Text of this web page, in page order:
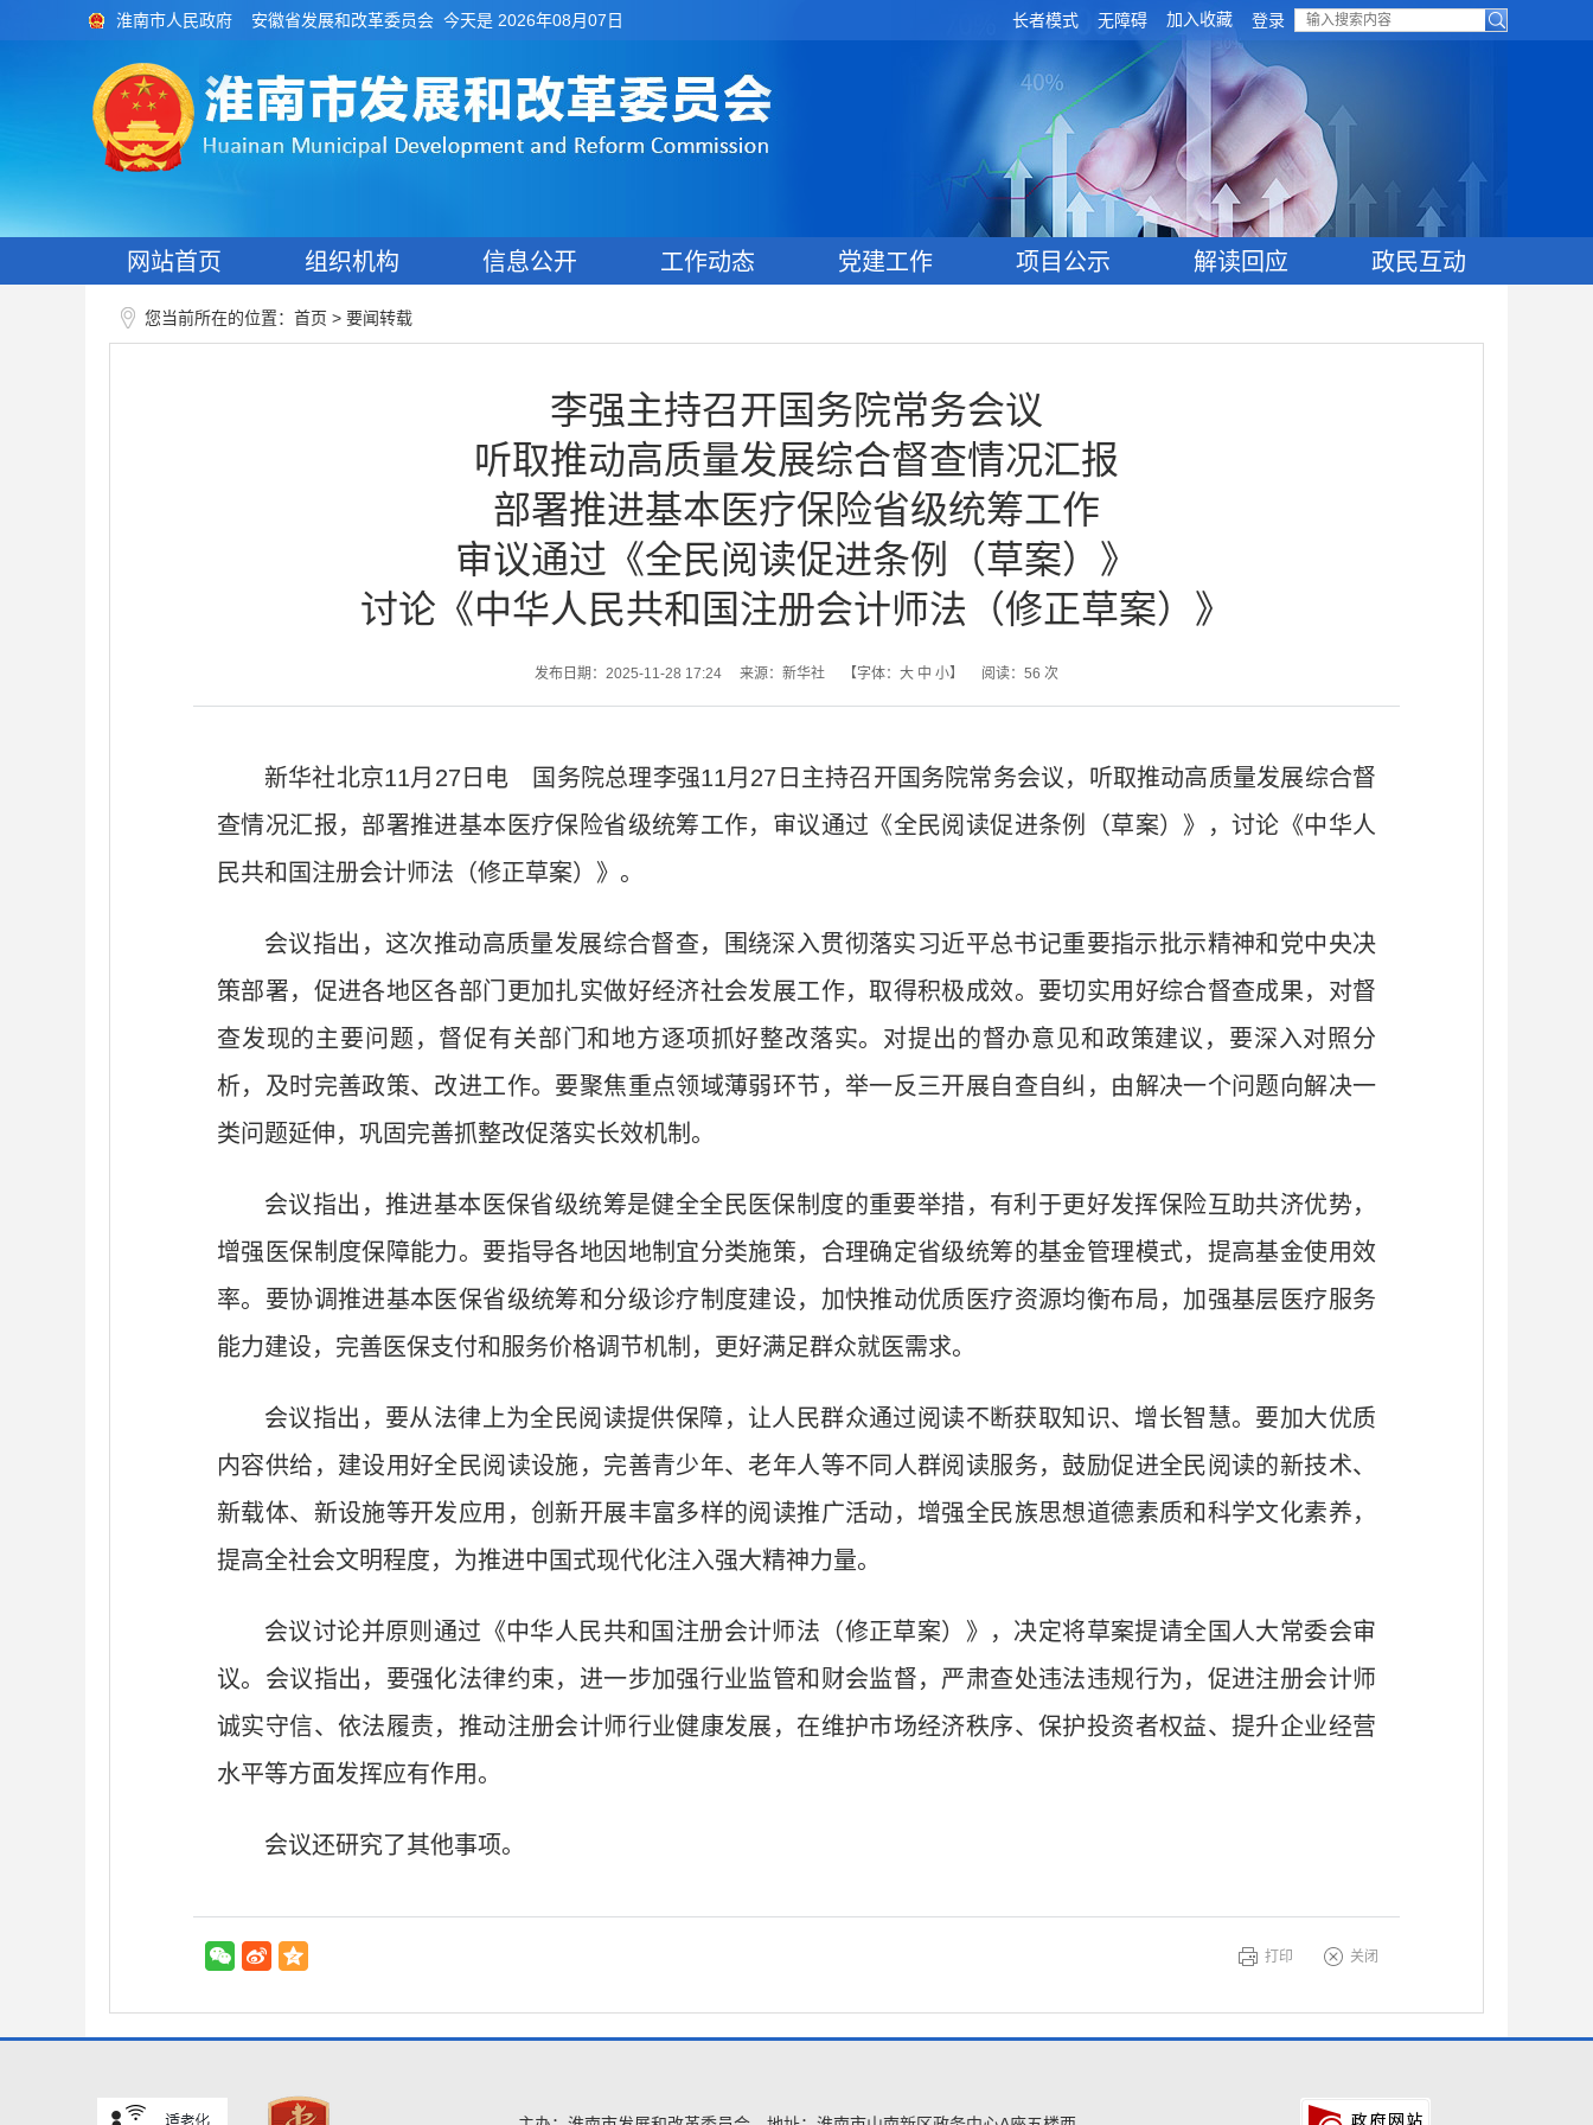
淮南市人民政府 安徽省发展和改革委员会 今天是 2026年08月07日 长者模式 无障碍 加入收藏 登录
网站首页 组织机构 信息公开 工作动态 党建工作 项目公示 解读回应 政民互动
您当前所在的位置： 首页 > 要闻转载
李强主持召开国务院常务会议
听取推动高质量发展综合督查情况汇报
部署推进基本医疗保险省级统筹工作
审议通过《全民阅读促进条例（草案）》
讨论《中华人民共和国注册会计师法（修正草案）》
发布日期：2025-11-28 17:24 来源：新华社 【字体： 大 中 小】 阅读： 56 次
新华社北京11月27日电 国务院总理李强11月27日主持召开国务院常务会议，听取推动高质量发展综合督
查情况汇报，部署推进基本医疗保险省级统筹工作，审议通过《全民阅读促进条例（草案）》，讨论《中华人
民共和国注册会计师法（修正草案）》。
会议指出，这次推动高质量发展综合督查，围绕深入贯彻落实习近平总书记重要指示批示精神和党中央决
策部署，促进各地区各部门更加扎实做好经济社会发展工作，取得积极成效。要切实用好综合督查成果，对督
查发现的主要问题，督促有关部门和地方逐项抓好整改落实。对提出的督办意见和政策建议，要深入对照分
析，及时完善政策、改进工作。要聚焦重点领域薄弱环节，举一反三开展自查自纠，由解决一个问题向解决一
类问题延伸，巩固完善抓整改促落实长效机制。
会议指出，推进基本医保省级统筹是健全全民医保制度的重要举措，有利于更好发挥保险互助共济优势，
增强医保制度保障能力。要指导各地因地制宜分类施策，合理确定省级统筹的基金管理模式，提高基金使用效
率。要协调推进基本医保省级统筹和分级诊疗制度建设，加快推动优质医疗资源均衡布局，加强基层医疗服务
能力建设，完善医保支付和服务价格调节机制，更好满足群众就医需求。
会议指出，要从法律上为全民阅读提供保障，让人民群众通过阅读不断获取知识、增长智慧。要加大优质
内容供给，建设用好全民阅读设施，完善青少年、老年人等不同人群阅读服务，鼓励促进全民阅读的新技术、
新载体、新设施等开发应用，创新开展丰富多样的阅读推广活动，增强全民族思想道德素质和科学文化素养，
提高全社会文明程度，为推进中国式现代化注入强大精神力量。
会议讨论并原则通过《中华人民共和国注册会计师法（修正草案）》，决定将草案提请全国人大常委会审
议。会议指出，要强化法律约束，进一步加强行业监管和财会监督，严肃查处违法违规行为，促进注册会计师
诚实守信、依法履责，推动注册会计师行业健康发展，在维护市场经济秩序、保护投资者权益、提升企业经营
水平等方面发挥应有作用。
会议还研究了其他事项。
打印 关闭